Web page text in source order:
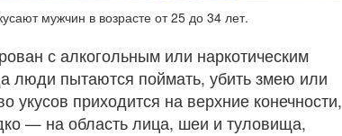
мужчин в возрасте от 25 до 34 лет.
с алкогольным или наркотическим
люди пытаются поймать, убить змею или
укусов приходится на верхние конечности,
— на область лица, шеи и туловища,